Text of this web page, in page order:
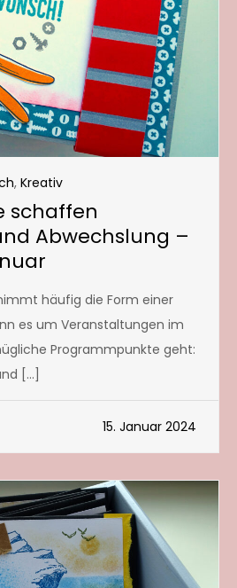
, Kreativ
schaffen
Abwechslung –
häufig die Form einer
es um Veranstaltungen im
Programmpunkte geht:
[…]
15. Januar 2024